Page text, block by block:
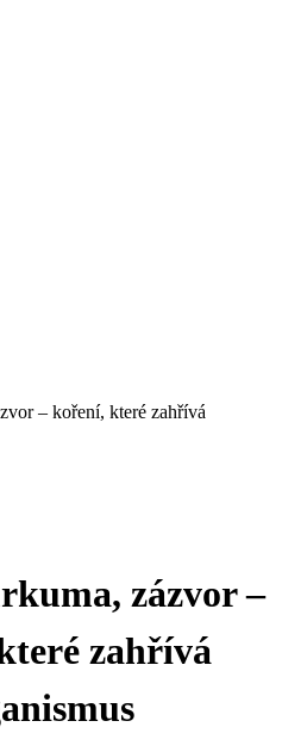
– koření, které zahřívá
zázvor –
zahřívá